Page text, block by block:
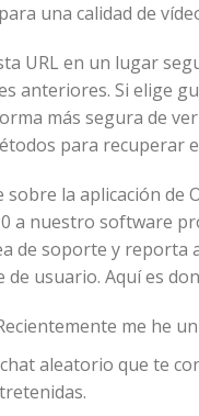
una calidad de
URL en un lugar
anteriores. Si elige
más segura de
para recuperar
la aplicación de
a nuestro software
de soporte y
usuario. Aquí es
me he
aleatorio que te